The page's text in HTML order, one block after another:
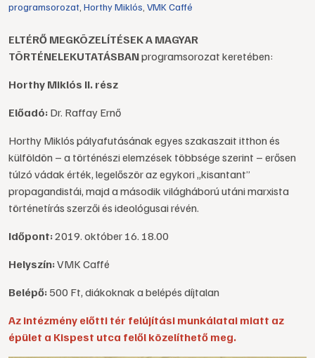
programsorozat Horthy Miklós VMK Caffé
ELTÉRŐ MEGKÖZELÍTÉSEK A MAGYAR
TÖRTÉNELEKUTATÁSBANprogramsorozat keretében:
Horthy Miklós II. rész
Előadó: Dr. Raffay Ernő
Horthy Miklós pályafutásának egyes szakaszait itthon és
külföldön – a történészi elemzések többsége szerint – erősen
túlzó vádak érték, legelőször az egykori „kisantant”
propagandistái, majd a második világháború utáni marxista
történetírás szerzői és ideológusai révén.
Időpont:2019. október 16. 18.00
Helyszín:VMK Caffé
Belépő: 500 Ft, diákoknak a belépés díjtalan
Az intézmény előtti tér felújítási munkálatai miatt az
épület a Kispest utca felől közelíthető meg.